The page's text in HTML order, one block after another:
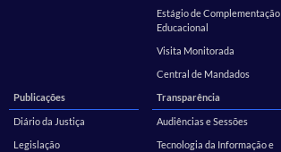
Estágio de Complementação
Educacional
Visita Monitorada
Central de Mandados
Publicações
Diário da Justiça
Legislação
Transparência
Audiências e Sessões
Tecnologia da Informação e